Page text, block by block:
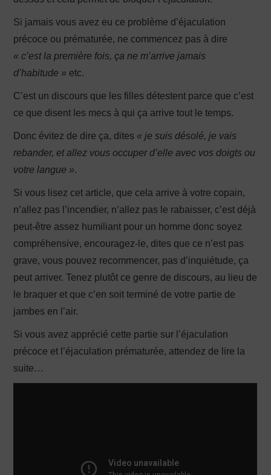
Si jamais vous avez eu ce problème d’éjaculation
précoce ou prématurée, ne commencez pas à dire
« c’est la première fois, ça ne m’arrive jamais
d’habitude » etc.
C’est un discours que les filles détestent parce que c’est
ce que disent les mecs à qui ça arrive tout le temps.
Donc évitez de dire ça, dites « je suis désolé, je vais
rebander, et allez vous occuper d’elle avec vos doigts ou
votre langue ».
Si vous lisez cet article, que cela arrive à votre copain,
n’allez pas l’incendier, n’allez pas le rabaisser, c’est déjà
peut-être assez humiliant pour un homme donc soyez
compréhensive, encouragez-le, dites que ce n’est pas
grave, vous pouvez recommencer, pas d’inquiétude, ça
peut arriver. Tenez plutôt ce genre de discours, au lieu de
le braquer et que c’en soit terminé de votre partie de
jambes en l’air.
Si vous avez apprécié cette partie sur l’éjaculation
précoce et l’éjaculation prématurée, attendez de lire la
suite…